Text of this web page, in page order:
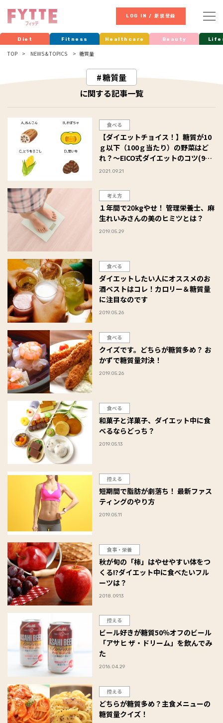
LOG IN / 新規登録
Diet Fitness Healthcare Beauty
TOP NEWS & TOPICS 糖質量
糖質量
に関する記事一覧
食べる
【ダイエットチョイス！】糖質が10
ｇ以下（100ｇ当たり）の野菜はど
れ？～EICO式ダイエットのコツ(97)
～
2021.09.21
考え方
１年間で20kgやせ！ 管理栄養士、麻
生れいみさんの美のヒミツとは？
2019.05.29
食べる
ダイエットしたい人にオススメのお
酒ベストはコレ！カロリー＆糖質量
に注目なのです
2019.05.26
食べる
クイズです。どちらが糖質多め？ お
かずで糖質量対決！
2019.05.26
食べる
和菓子と洋菓子、ダイエット中に食
べるならどっち？
2019.05.13
控える
短期間で脂肪が劇落ち！ 最新ファス
ティングのやり方
2019.05.11
食事・栄養
秋が旬の「柿」はやせやすい体をつ
くる!?ダイエット中に食べたいフル
ーツは？
2018.09.13
控える
ビール好きが糖質50％オフのビール
「アサヒ ザ・ドリーム」を飲んでみ
た
2016.04.29
控える
どちらが糖質多め？主食メニューの
糖質量クイズ！